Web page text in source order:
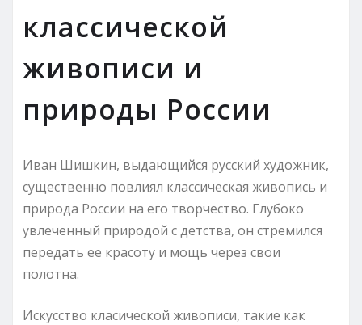
классической
живописи и
природы России
Иван Шишкин, выдающийся русский художник,
существенно повлиял классическая живопись и
природа России на его творчество. Глубоко
увлеченный природой с детства, он стремился
передать ее красоту и мощь через свои
полотна.
Искусство класической живописи, такие как